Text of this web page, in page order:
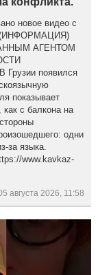
новое видео с
(ИНФОРМАЦИЯ)
АГЕНТОМ
появился
показывает
с балкона на
одни
за языка.
www.kavkaz-
августа 2026, 11:58